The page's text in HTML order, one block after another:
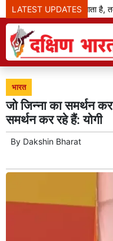
LATEST UPDATES
जब बदलाव का दौर आता है, तब
भारत
जो जिन्ना का समर्थन
समर्थन कर रहे हैं: योगी
By Dakshin Bharat